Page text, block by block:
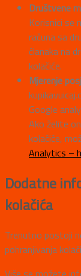
Društvene
Korisnici se
računa sa
članaka na
kolačiće.
Mjerenje
Google
Ako želite
kolačiće,
Analytics –
Dodatne
kolačića
Trenutno postoji
pohranjivanja